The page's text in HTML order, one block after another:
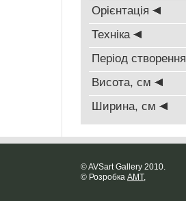
Oрієнтація
Техніка
Період створення
Висота, см
Ширина, см
© AVSart Gallery 2010.
© Розробка AMT,